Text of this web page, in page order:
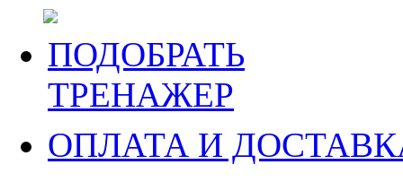
ПОДОБРАТЬ
ТРЕНАЖЕР
ОПЛАТА И